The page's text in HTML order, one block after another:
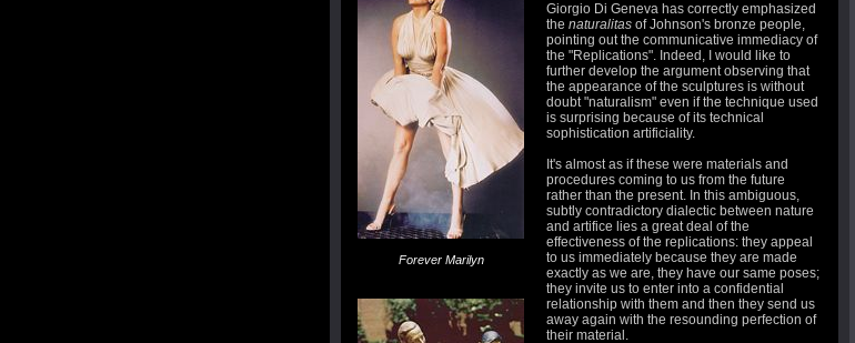
Forever Marilyn
Giorgio Di Geneva has correctly emphasized
the naturalitas of Johnson's bronze people,
pointing out the communicative immediacy of
the "Replications". Indeed, I would like to
further develop the argument observing that
the appearance of the sculptures is without
doubt "naturalism" even if the technique used
is surprising because of its technical
sophistication artificiality.
It's almost as if these were materials and
procedures coming to us from the future
rather than the present. In this ambiguous,
subtly contradictory dialectic between nature
and artifice lies a great deal of the
effectiveness of the replications: they appeal
to us immediately because they are made
exactly as we are, they have our same poses;
they invite us to enter into a confidential
relationship with them and then they send us
away again with the resounding perfection of
their material.